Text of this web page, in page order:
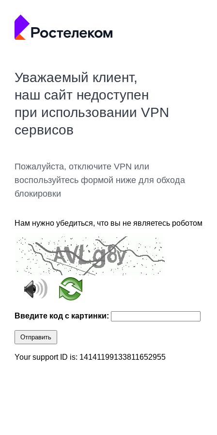
Уважаемый клиент,
наш сайт недоступен
при использовании VPN
сервисов
Пожалуйста, отключите VPN или
воспользуйтесь формой ниже для обхода
блокировки
Нам нужно убедиться, что вы не являетесь роботом
Введите код с картинки:
Отправить
Your support ID is: 14141199133811652955